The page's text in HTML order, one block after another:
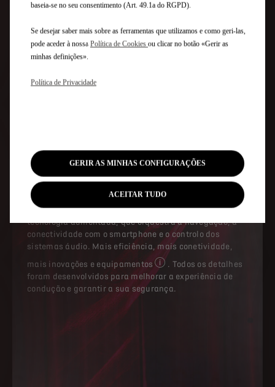
TECNOLOGIA
O Nº4 apresenta um novo ecrã de alta definição de 10
polegadas atrás do volante. Perfeitamente integrado no
painel de instrumentos, existe uma interface tátil com
tecnologia aumentada, que orquestra a navegação, a
sistemas áudio. Mais eficiência, mais conetividade,
mais inovações e equipamentos
Alguns equipamentos estão
. Todos os detalhes
foram desenvolvidos para melhorar a experiência de
condução e garantir a sua segurança.